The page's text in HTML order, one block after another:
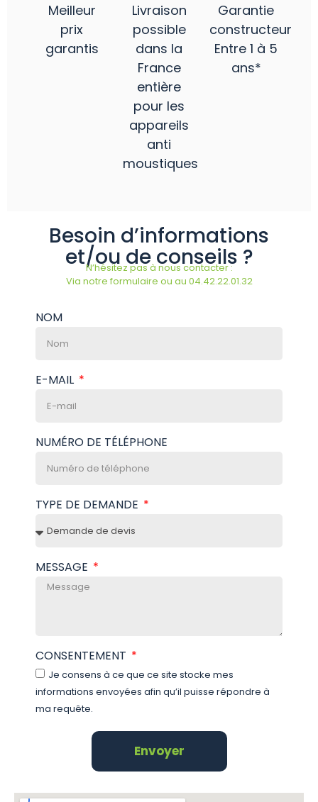
Meilleur
prix
garantis
Livraison
possible
dans la
France
entière
pour les
appareils
anti
moustiques
Garantie
constructeur
Entre 1 à 5
ans*
Besoin d’informations
et/ou de conseils ?
N’hésitez pas à nous contacter :
Via notre formulaire ou au 04.42.22.01.32
NOM
E-MAIL
NUMÉRO DE TÉLÉPHONE
TYPE DE DEMANDE
MESSAGE
CONSENTEMENT
Je consens à ce que ce site stocke mes
informations envoyées afin qu’il puisse répondre à
ma requête.
Envoyer